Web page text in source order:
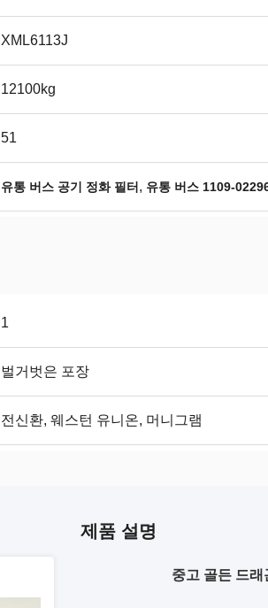
XML6113J
12100kg
51
유통 버스 공기 정화 필터 , 유통 버스 1109-
1
벌거벗은 포장
전신환, 웨스턴 유니온, 머니그램
제품 설명
중고 골든 드